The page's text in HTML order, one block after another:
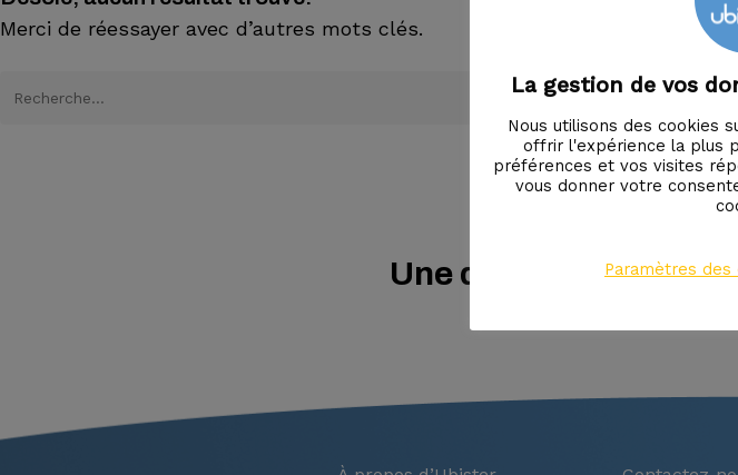
Merci de réessayer avec d’autres mots clés.
Une question ? Un
La gestion de vos
Nous utilisons des cookies
offrir l'expérience la plus
préférences et vos visites
vous donner votre
Paramètres des